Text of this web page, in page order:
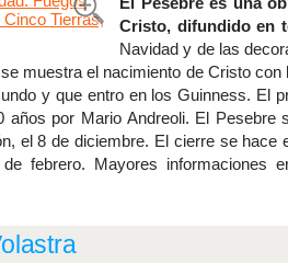
Cristo, difundido en
Navidad y de las
muestra el nacimiento de Cristo
y que entro en los Guinness. El
años por Mario Andreoli. El
el 8 de diciembre. El cierre se
febrero. Mayores informaciones